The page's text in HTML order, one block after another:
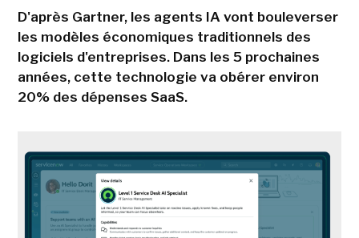
D'après Gartner, les agents IA vont bouleverser
les modèles économiques traditionnels des
logiciels d'entreprises. Dans les 5 prochaines
années, cette technologie va obérer environ
20% des dépenses SaaS.